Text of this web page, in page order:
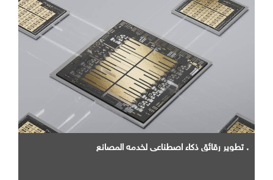
. تطوير رقائق ذكاء اصطناعي لخدمه المصانع